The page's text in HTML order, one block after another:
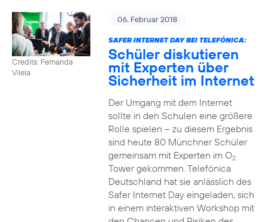
Credits: Fernanda
Vilela
06. Februar 2018
SAFER INTERNET DAY BEI TELEFÓNICA:
Schüler diskutieren
mit Experten über
Sicherheit im Internet
Der Umgang mit dem Internet
sollte in den Schulen eine größere
Rolle spielen – zu diesem Ergebnis
sind heute 80 Münchner Schüler
gemeinsam mit Experten im O2
Tower gekommen. Telefónica
Deutschland hat sie anlässlich des
Safer Internet Day eingeladen, sich
in einem interaktiven Workshop mit